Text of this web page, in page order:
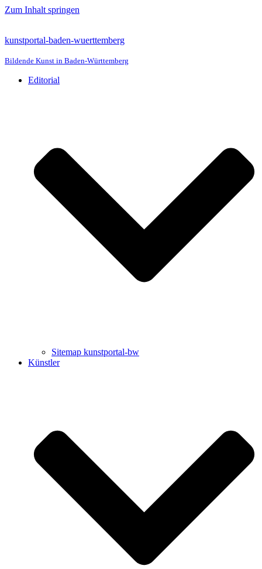
Zum Inhalt springen
kunstportal-baden-wuerttemberg
Bildende Kunst in Baden-Württemberg
Editorial
Sitemap kunstportal-bw
Künstler